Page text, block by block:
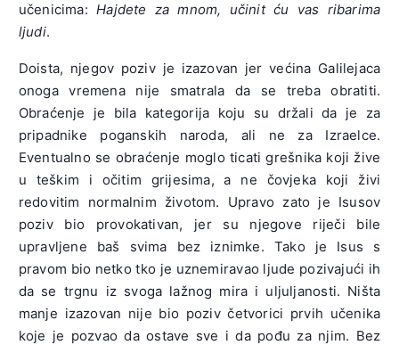
učenicima:Hajdete za mnom, učinit ću vas ribarima
ljudi.
Doista, njegov poziv je izazovan jer većina Galilejaca
onoga vremena nije smatrala da se treba obratiti.
Obraćenje je bila kategorija koju su držali da je za
pripadnike poganskih naroda, ali ne za Izraelce.
Eventualno se obraćenje moglo ticati grešnika koji žive
u teškim i očitim grijesima, a ne čovjeka koji živi
redovitim normalnim životom. Upravo zato je Isusov
poziv bio provokativan, jer su njegove riječi bile
upravljene baš svima bez iznimke. Tako je Isus s
pravom bio netko tko je uznemiravao ljude pozivajući ih
da se trgnu iz svoga lažnog mira i uljuljanosti. Ništa
manje izazovan nije bio poziv četvorici prvih učenika
koje je pozvao da ostave sve i da pođu za njim. Bez